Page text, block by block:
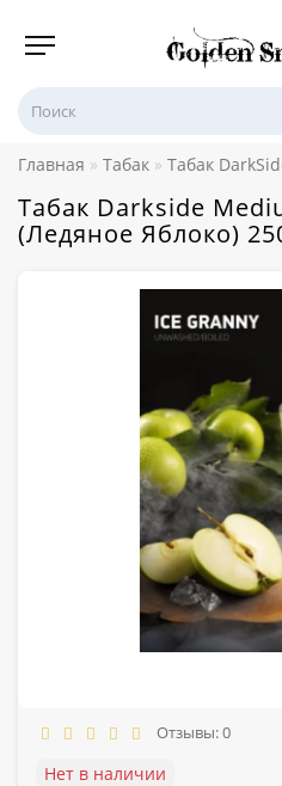
Главная Табак Табак
Табак Darkside
(Ледяное Яблоко)
Отзывы: 0
Нет в наличии